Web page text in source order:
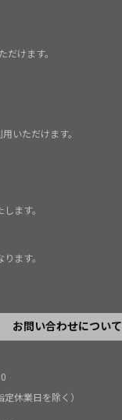
だけます。
いただけます。
します。
ます。
お問い合わせについて
定休業日を除く）